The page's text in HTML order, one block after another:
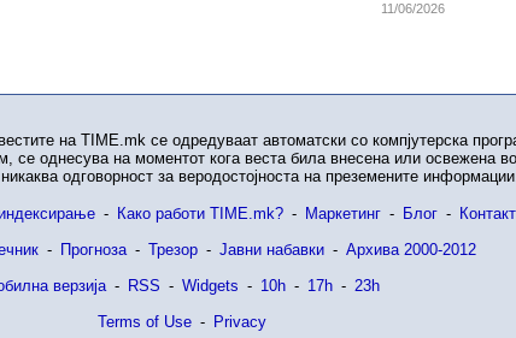
11/06/2026
на TIME.mk се одредуваат автоматски со компјутерска
се однесува на моментот кога веста била внесена или освежена
одговорност за веродостојноста на преземените
- Како работи TIME.mk? - Маркетинг - Блог - Контакт
- Прогноза - Трезор - Јавни набавки - Архива 2000-2012
верзија - RSS - Widgets - 10h - 17h - 23h
Terms of Use - Privacy